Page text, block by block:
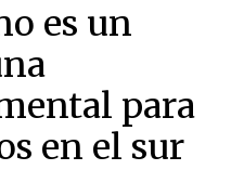
es un
para
en el sur